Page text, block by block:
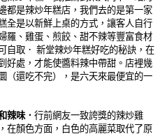
都是辣炒年糕店，我們去的是第一家
全是以新鮮上桌的方式，讓客人自行
羅、雞蛋、煎餃、甜不辣等豐富食材
自取． 新堂辣炒年糕好吃的秘訣，在
好處，才能使醬料辣中帶甜。店裡幾
（還吃不完），是六天來最便宜的一
辣味． 行前網友一致誇獎的辣炒雞
在顏色方面，白色的高麗菜取代了原